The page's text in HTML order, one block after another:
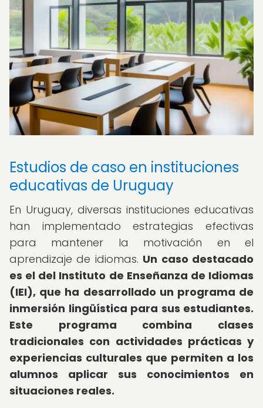
Estudios de caso en instituciones
educativas de Uruguay
En Uruguay, diversas instituciones educativas
han implementado estrategias efectivas
para mantener la motivación en el
aprendizaje de idiomas. Un caso destacado
es el del Instituto de Enseñanza de Idiomas
(IEI), que ha desarrollado un programa de
inmersión lingüística para sus estudiantes.
Este programa combina clases
tradicionales con actividades prácticas y
experiencias culturales que permiten a los
alumnos aplicar sus conocimientos en
situaciones reales.